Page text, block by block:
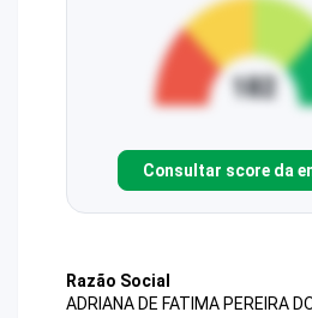
Consultar score da
Razão Social
ADRIANA DE FATIMA PEREIRA